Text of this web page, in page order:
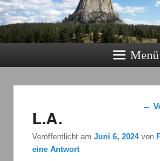
Menü
←
L.A.
Veröffentlicht amJuni 6, 2024 von
eine Antwort